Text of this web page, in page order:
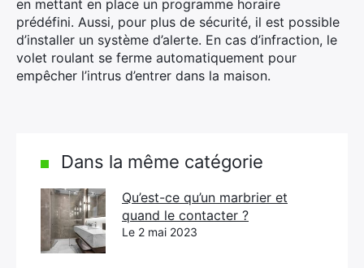
en mettant en place un programme horaire
prédéfini. Aussi, pour plus de sécurité, il est possible
d’installer un système d’alerte. En cas d’infraction, le
volet roulant se ferme automatiquement pour
empêcher l’intrus d’entrer dans la maison.
Dans la même catégorie
Qu’est-ce qu’un marbrier et
quand le contacter ?
Le 2 mai 2023